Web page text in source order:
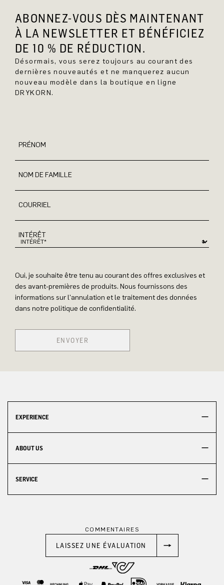
ABONNEZ-VOUS DÈS MAINTENANT
À LA NEWSLETTER ET BÉNÉFICIEZ
DE 10 % DE RÉDUCTION.
Désormais, vous serez toujours au courant des
dernières nouveautés et ne manquerez aucun
nouveau modèle dans la boutique en ligne
DRYKORN.
PRÉNOM
NOM DE FAMILLE
COURRIEL
INTÉRÊT
Oui, je souhaite être tenu au courant des offres exclusives et
des avant-premières de produits. Nous fournissons des
informations sur l'annulation et le traitement des données
dans notre politique de confidentialité.
ENVOYER
EXPERIENCE
ABOUT US
SERVICE
COMMENTAIRES
LAISSEZ UNE ÉVALUATION